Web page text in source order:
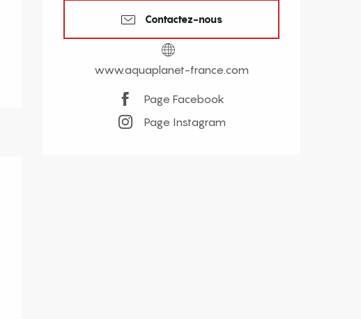
Contactez-nous
www.aquaplanet-france.com
Page Facebook
Page Instagram